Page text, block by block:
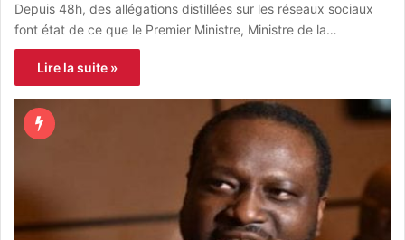
Depuis 48h, des allégations distillées sur les réseaux sociaux
font état de ce que le Premier Ministre, Ministre de la…
Lire la suite »